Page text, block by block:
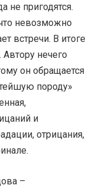
не пригодятся.
невозможно
встречи. В итоге
нечего
он обращается
породу»
и
отрицания,
–